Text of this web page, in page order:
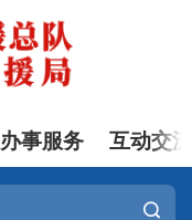
办事服务 互动交